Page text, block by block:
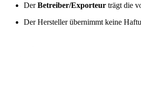
DerBetreiber/Exporteur trägt die
Der Hersteller übernimmt keine